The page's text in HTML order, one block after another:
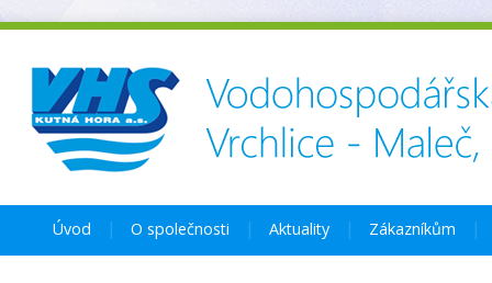
Úvod O společnosti Aktuality Zákazníkům